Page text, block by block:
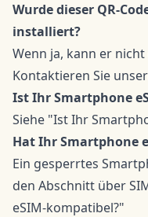
Wurde dieser QR-
installiert?
Wenn ja, kann er
Kontaktieren Sie
Ist Ihr Smartphone
Siehe "Ist Ihr
Hat Ihr Smartphone
Ein gesperrtes
den Abschnitt über
eSIM-kompatibel?"